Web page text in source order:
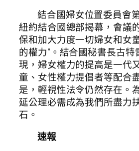
結合國婦女位置委員會
紐約結合國總部揭幕，會議
保和加大力度一切婦女和女
的權力”。結合國秘書長古
現，婦女權力的提高是一代
童、女性權力提倡者等配合
是，輕視性法令仍然存在。
延公理必需成為我們所盡力
石。
速報